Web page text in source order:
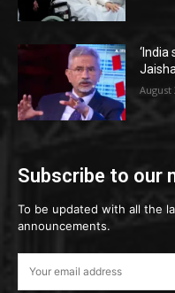
August
Subscribe to our
To be updated with all the
announcements.